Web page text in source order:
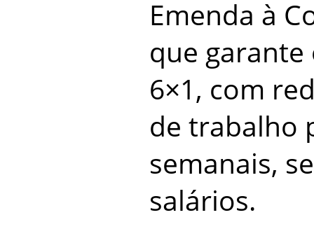
Emenda à
que garante
6×1, com
de trabalho
semanais,
salários.